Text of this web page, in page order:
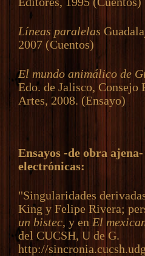
Líneas paralelas
2007 (Cuentos)
El mundo animálico de
Edo. de Jalisco, Consejo
Artes, 2008. (Ensayo)
Ensayos -de obra
electrónicas:
"Singularidades
King y Felipe Rivera;
un bistec, y en El
del CUCSH, U de G.
http://